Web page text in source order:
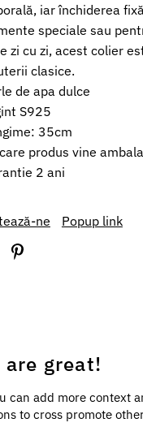
iar închiderea
speciale sau
zi cu zi, acest colier
clasice.
de apa dulce
S925
35cm
produs vine
2 ani
ne Popup link
great!
can add more context
to cross promote